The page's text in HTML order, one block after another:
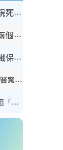
奪命寄生蟲｜食生菜狂瀉首現死者！疫潮惡化錄1.8萬宗病例 揭洗菜3大謬誤
銀行高層戀上水療女技師！兩個月借128萬驚覺「沉船」沉落火海 揭背後疑似邪教操控賣淫
內地客歎港人唔識老！揭港鐵保鮮級冷氣 港人求放過：咪投訴
牙線棒亂用隨時越清越污糟！牙醫驚揭盲目過戶細菌恐致蛀牙：呢種先係日常真保養
WhatsApp預設貼圖點刪？揭1招「反向操作」還原簡潔介面 附3步實測教學